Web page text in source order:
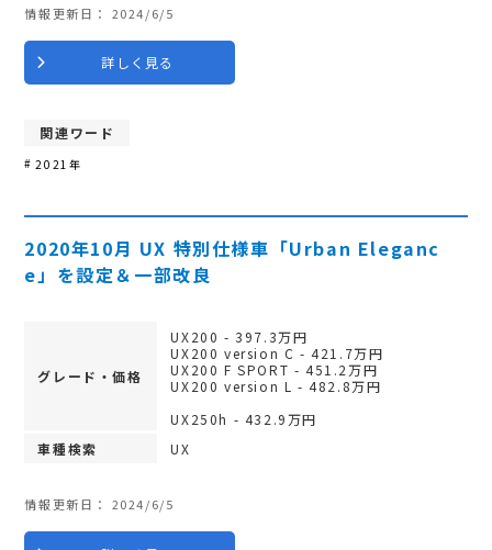
情報更新日： 2024/6/5
詳しく見る
関連ワード
2021年
2020年10月 UX 特別仕様車「Urban Eleganc
e」を設定＆一部改良
グレード・価格
UX200 - 397.3万円
UX200 version C - 421.7万円
UX200 F SPORT - 451.2万円
UX200 version L - 482.8万円
UX250h - 432.9万円
車種検索
UX
情報更新日： 2024/6/5